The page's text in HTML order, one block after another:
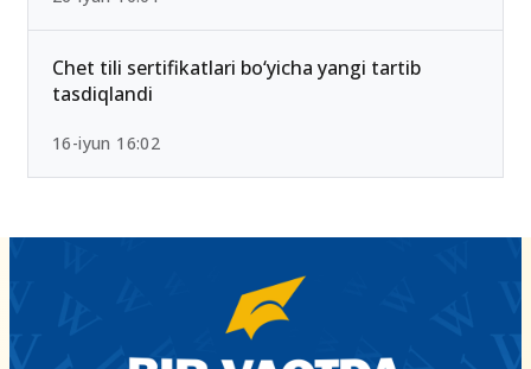
Chet tili sertifikatlari bo‘yicha yangi tartib
tasdiqlandi
16-iyun 16:02